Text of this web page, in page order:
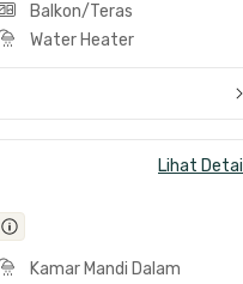
Balkon/Teras
Water Heater
Lihat Detail
Kamar Mandi Dalam